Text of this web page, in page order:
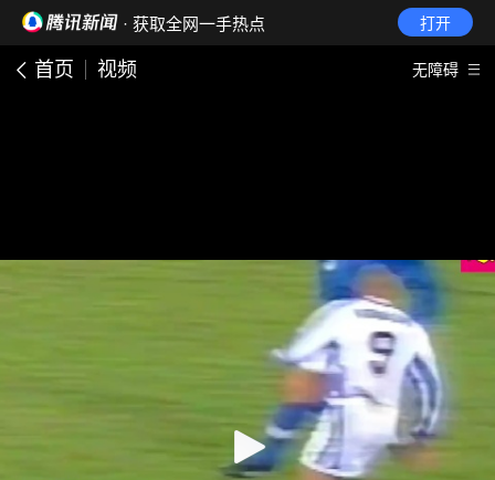
· 获取全网一手热点 打开
首页 视频 无障碍